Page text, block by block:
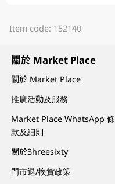
Item code: 152140
關於 Market Place
關於 Market Place
推廣活動及服務
Market Place WhatsApp 條
款及細則
關於3hreesixty
門市退/換貨政策